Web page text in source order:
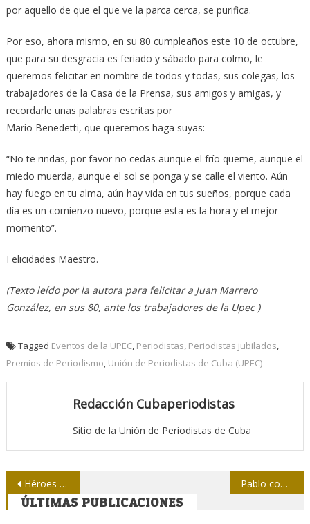
por aquello de que el que ve la parca cerca, se purifica.
Por eso, ahora mismo, en su 80 cumpleaños este 10 de octubre,
que para su desgracia es feriado y sábado para colmo, le
queremos felicitar en nombre de todos y todas, sus colegas, los
trabajadores de la Casa de la Prensa, sus amigos y amigas, y
recordarle unas palabras escritas por
Mario Benedetti, que queremos haga suyas:
“No te rindas, por favor no cedas aunque el frío queme, aunque el
miedo muerda, aunque el sol se ponga y se calle el viento. Aún
hay fuego en tu alma, aún hay vida en tus sueños, porque cada
día es un comienzo nuevo, porque esta es la hora y el mejor
momento”.
Felicidades Maestro.
(Texto leído por la autora para felicitar a Juan Marrero
González, en sus 80, ante los trabajadores de la Upec )
Tagged Eventos de la UPEC, Periodistas, Periodistas jubilados,
Premios de Periodismo, Unión de Periodistas de Cuba (UPEC)
Redacción Cubaperiodistas
Sitio de la Unión de Periodistas de Cuba
Navegación
de
Héroes cubanos visitan La Higuera en aniversario de la muerte del Che Pablo como luz de letras
ÚLTIMAS PUBLICACIONES